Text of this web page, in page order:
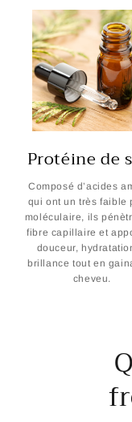
Protéine de
Composé d’acides
qui ont un très faible
moléculaire, ils
fibre capillaire et
douceur,
brillance tout en
cheveu.